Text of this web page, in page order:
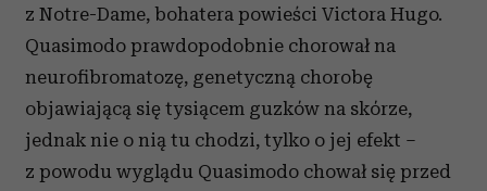
z Notre-Dame, bohatera powieści Victora Hugo.
Quasimodo prawdopodobnie chorował na
neurofibromatozę, genetyczną chorobę
objawiającą się tysiącem guzków na skórze,
jednak nie o nią tu chodzi, tylko o jej efekt –
z powodu wyglądu Quasimodo chował się przed